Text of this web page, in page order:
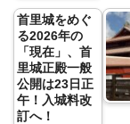
首里城をめぐ
る2026年の
「現在」、首
里城正殿一般
公開は23日正
午！入城料改
訂へ！